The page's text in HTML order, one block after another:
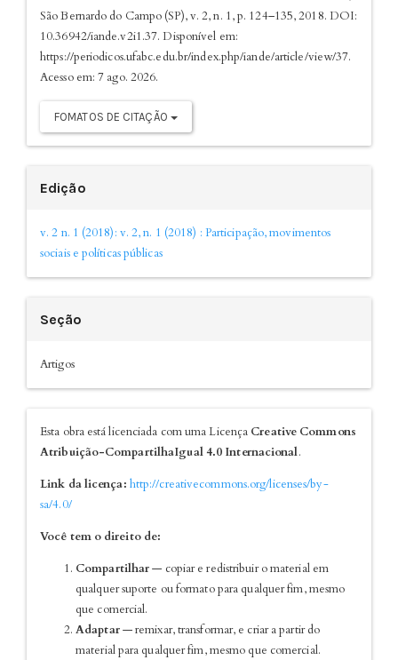
São Bernardo do Campo (SP), v. 2, n. 1, p. 124–135, 2018. DOI:
10.36942/iande.v2i1.37. Disponível em:
https://periodicos.ufabc.edu.br/index.php/iande/article/view/37.
Acesso em: 7 ago. 2026.
FOMATOS DE CITAÇÃO
Edição
v. 2 n. 1 (2018): v. 2, n. 1 (2018) : Participação, movimentos
sociais e políticas públicas
Seção
Artigos
Esta obra está licenciada com uma Licença Creative Commons
Atribuição-CompartilhaIgual 4.0 Internacional.
Link da licença: http://creativecommons.org/licenses/by-
sa/4.0/
Você tem o direito de:
Compartilhar— copiar e redistribuir o material em
qualquer suporte ou formato para qualquer fim, mesmo
que comercial.
Adaptar— remixar, transformar, e criar a partir do
material para qualquer fim, mesmo que comercial.